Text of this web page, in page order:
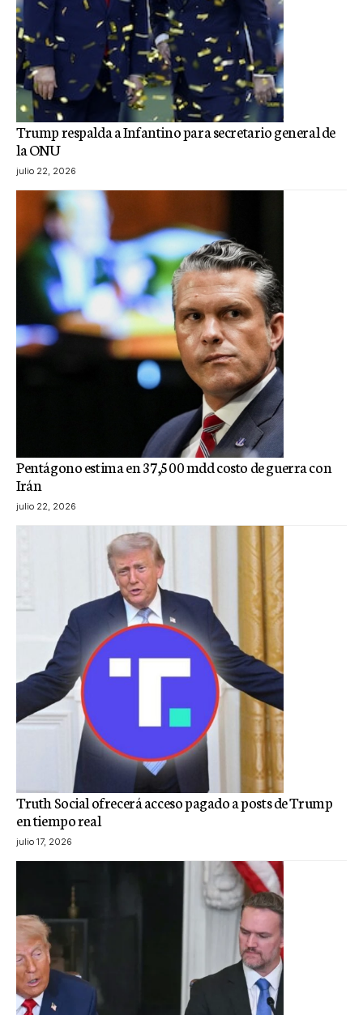
Trump respalda a Infantino para secretario general de
la ONU
julio 22, 2026
Pentágono estima en 37,500 mdd costo de guerra con
Irán
julio 22, 2026
Truth Social ofrecerá acceso pagado a posts de Trump
en tiempo real
julio 17, 2026